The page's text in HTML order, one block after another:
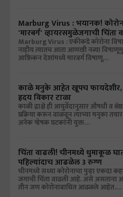
Marburg Virus : भयानक!
'मारबर्ग' व्हायरसमुळेजगाची
Marburg Virus : एकीकडे कोरोना
नाहीय त्यातच आता आणखी नव्या
आफ्रिकन देशांमध्ये मारबर्ग विषाणू…
काळे मनुके आहेत खूपच फायदेशीर,
ह्रदय विकार टाळा
काळी द्राक्षे ही आयुर्वेदानुसार औषधी व
प्रक्रिया करून वाळवून त्याच्या मनुका
अनेक पोषक घटकांनी युक्त…
चिंता वाढली! चीनमध्ये धुमाकूळ
पहिल्यांदाच आढळेल 3 रुग्ण
चीनमध्ये सध्या कोरोनाचा पुन्हा एकदा
जगाची चिंता वाढली आहे. असे असताना
तीन जण कोरोनाबाधित आढळले आहेत.…